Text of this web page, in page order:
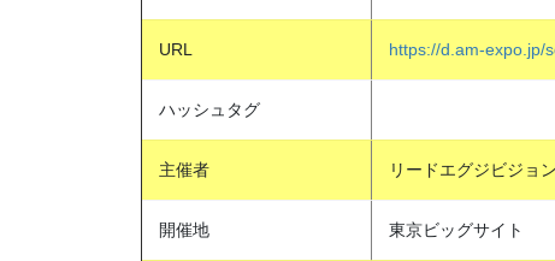
URL https://d.am-expo.jp/
ハッシュタグ
主催者 リードエグジビジョ
開催地 東京ビッグサイト